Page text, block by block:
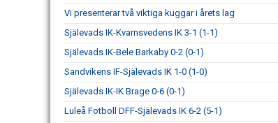
Vi presenterar två viktiga kuggar i årets lag
Själevads IK-Kvarnsvedens IK 3-1 (1-1)
Själevads IK-Bele Barkaby 0-2 (0-1)
Sandvikens IF-Själevads IK 1-0 (1-0)
Själevads IK-IK Brage 0-6 (0-1)
Luleå Fotboll DFF-Själevads IK 6-2 (5-1)